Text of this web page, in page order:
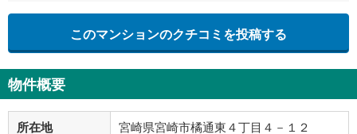
このマンションのクチコミを投稿する
物件概要
所在地 宮崎県宮崎市橘通東４丁目４－１２